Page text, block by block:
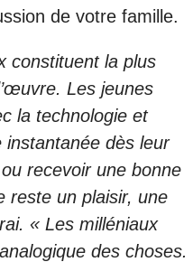
de votre famille.
constituent la plus
Les jeunes
la technologie et
instantanée dès leur
recevoir une bonne
reste un plaisir, une
« Les milléniaux
des choses.